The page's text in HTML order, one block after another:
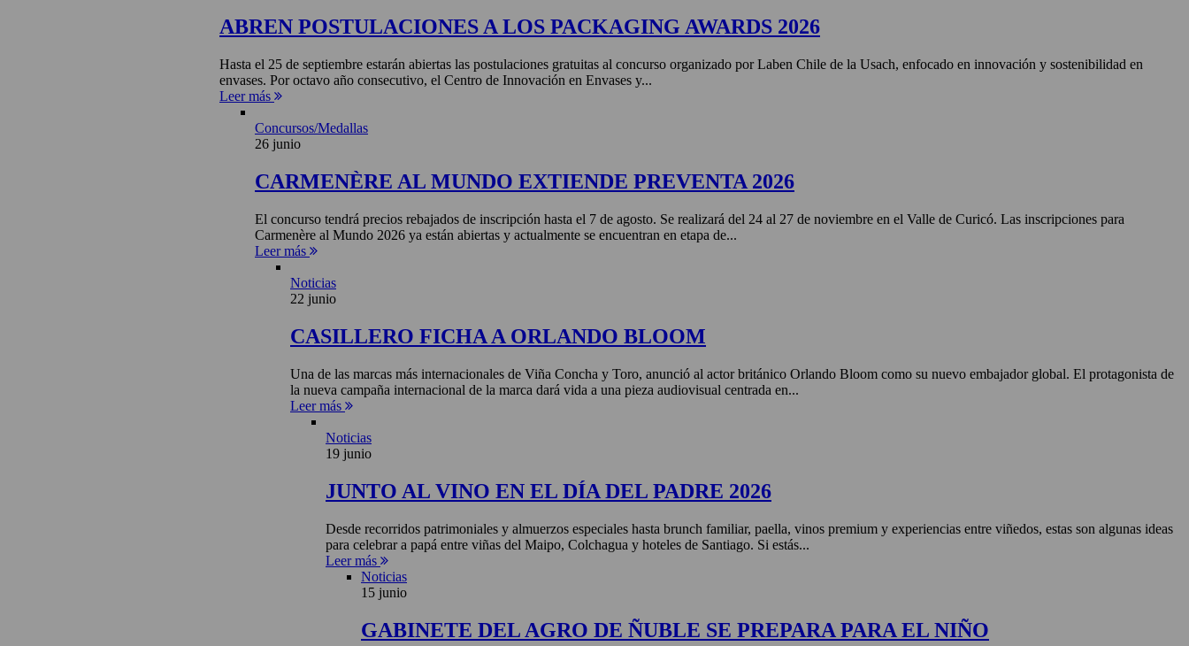
ABREN POSTULACIONES A LOS PACKAGING AWARDS 2026
Hasta el 25 de septiembre estarán abiertas las postulaciones gratuitas al concurso organizado por Laben Chile de la Usach, enfocado en innovación y sostenibilidad en
envases. Por octavo año consecutivo, el Centro de Innovación en Envases y...
Leer más
Concursos/Medallas
26 junio
CARMENÈRE AL MUNDO EXTIENDE PREVENTA 2026
El concurso tendrá precios rebajados de inscripción hasta el 7 de agosto. Se realizará del 24 al 27 de noviembre en el Valle de Curicó. Las inscripciones para
Carmenère al Mundo 2026 ya están abiertas y actualmente se encuentran en etapa de...
Leer más
Noticias
22 junio
CASILLERO FICHA A ORLANDO BLOOM
Una de las marcas más internacionales de Viña Concha y Toro, anunció al actor británico Orlando Bloom como su nuevo embajador global. El protagonista de
la nueva campaña internacional de la marca dará vida a una pieza audiovisual centrada en...
Leer más
Noticias
19 junio
JUNTO AL VINO EN EL DÍA DEL PADRE 2026
Desde recorridos patrimoniales y almuerzos especiales hasta brunch familiar, paella, vinos premium y experiencias entre viñedos, estas son algunas ideas
para celebrar a papá entre viñas del Maipo, Colchagua y hoteles de Santiago. Si estás...
Leer más
Noticias
15 junio
GABINETE DEL AGRO DE ÑUBLE SE PREPARA PARA EL NIÑO